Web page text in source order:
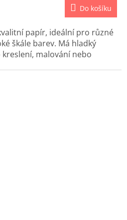
Do košíku
papír, ideální pro různé
škále barev. Má hladký
malování nebo